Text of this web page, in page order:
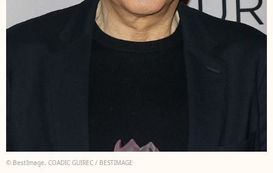
© BestImage, COADIC GUIREC / BESTIMAGE